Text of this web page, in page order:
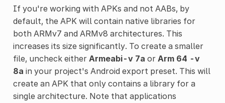
If you're working with APKs and not AABs, by
default, the APK will contain native libraries for
both ARMv7 and ARMv8 architectures. This
increases its size significantly. To create a smaller
file, uncheck either Armeabi-v 7a or Arm 64 -v
8a in your project's Android export preset. This will
create an APK that only contains a library for a
single architecture. Note that applications